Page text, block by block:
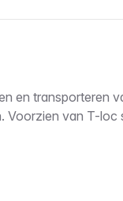
en transporteren
Voorzien van T-loc